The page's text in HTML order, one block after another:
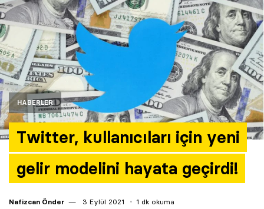
HABERLER
Twitter, kullanıcıları için yeni
gelir modelini hayata geçirdi!
Nafizcan Önder 3 Eylül 2021 1 dk okuma
Araştırma